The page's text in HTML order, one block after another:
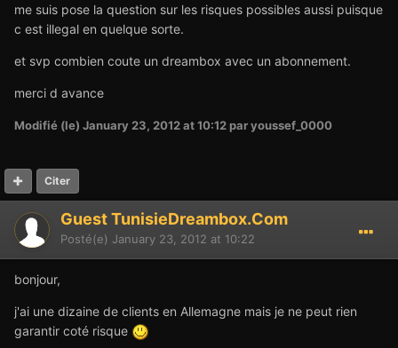
me suis pose la question sur les risques possibles aussi puisque
c est illegal en quelque sorte.
et svp combien coute un dreambox avec un abonnement.
merci d avance
Modifié (le) January 23, 2012 at 10:12par youssef_0000
Citer
Guest TunisieDreambox.Com
Posté(e) January 23, 2012 at 10:22
bonjour,
j'ai une dizaine de clients en Allemagne mais je ne peut rien
garantir coté risque